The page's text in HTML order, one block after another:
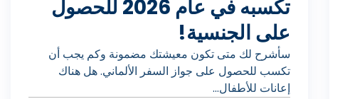
ل
تكسبه في عام 2026 للحصول
على الجنسية!
سأشرح لك متى تكون معيشتك مضمونة وكم يجب أن
تكسب للحصول على جواز السفر الألماني. هل هناك
إعانات للأطفال...